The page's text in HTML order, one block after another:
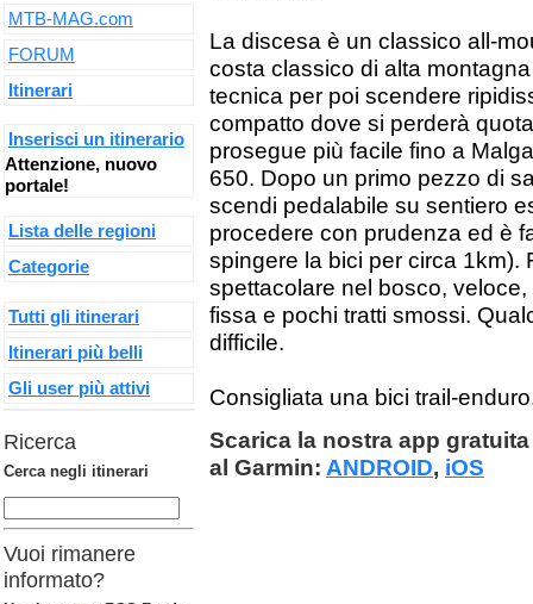
La discesa è un classico all-
costa classico di alta
tecnica per poi scendere
compatto dove si perderà
prosegue più facile fino a
650. Dopo un primo pezzo di
scendi pedalabile su sentiero
procedere con prudenza ed è
spingere la bici per circa 1km).
spettacolare nel bosco,
fissa e pochi tratti smossi.
difficile.
Consigliata una bici trail-
Scarica la nostra app
al Garmin: ANDROID, iOS
MTB-MAG.com
FORUM
Itinerari
Inserisci un itinerario
Attenzione, nuovo
portale!
Lista delle regioni
Categorie
Tutti gli itinerari
Itinerari più belli
Gli user più attivi
Ricerca
Cerca negli itinerari
Vuoi rimanere
informato?